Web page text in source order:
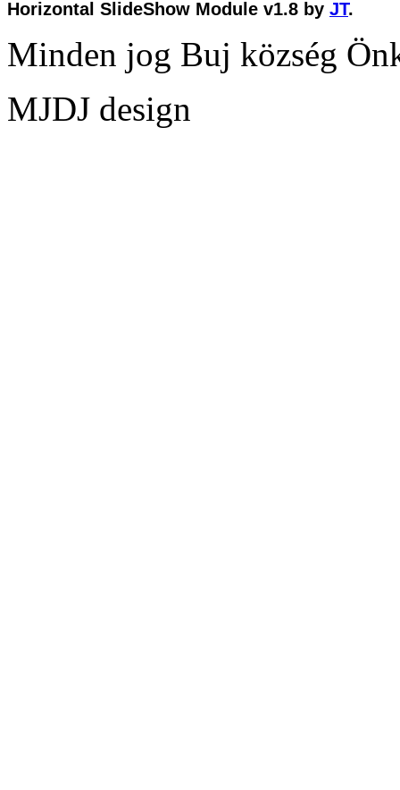
Horizontal SlideShow Module v1.8 by JT.
Minden jog Buj község
MJDJ design